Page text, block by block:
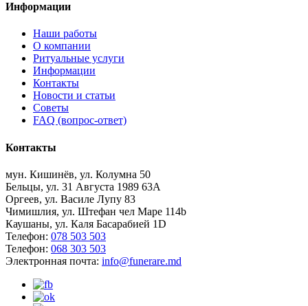
Информации
Наши работы
О компании
Ритуальные услуги
Информации
Контакты
Новости и статьи
Советы
FAQ (вопрос-ответ)
Контакты
мун. Кишинёв, ул. Колумна 50
Бельцы, ул. 31 Августа 1989 63А
Оргеев, ул. Василе Лупу 83
Чимишлия, ул. Штефан чел Маре 114b
Каушаны, ул. Каля Басарабией 1D
Телефон: 078 503 503
Телефон: 068 303 503
Электронная почта: info@funerare.md